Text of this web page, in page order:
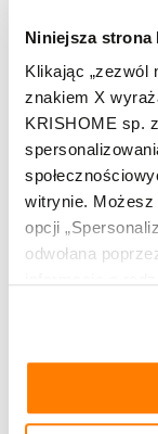
Niniejsza
Klikając „zezwól
znakiem X
KRISHOME sp.
witrynie. Możesz
opcji
odwołana
tym, jak
prywatności i
TU KUPISZ:
Kup produkty